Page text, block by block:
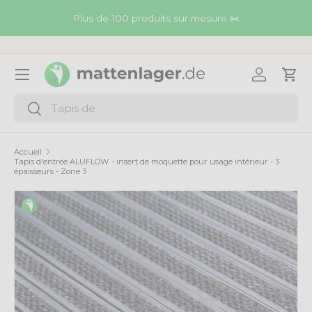
Aller au contenu
Plus de 100 produits sur mesure ✂️
Recherche
Rechercher
Se
Menu
Accueil
Tapis d'entrée ALUFLOW - insert de moquette pour usage intérieur - 3
épaisseurs - Zone 3
Passer aux informations produits
L’image 1 est maintenant disponible dans la vue de